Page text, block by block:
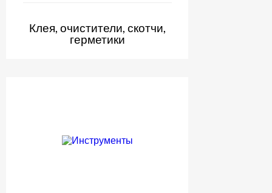
Клея, очистители, скотчи,
герметики